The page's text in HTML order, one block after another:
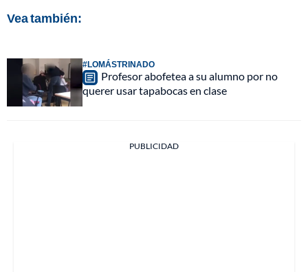
Vea también:
#LOMÁSTRINADO
Profesor abofetea a su alumno por no
querer usar tapabocas en clase
PUBLICIDAD